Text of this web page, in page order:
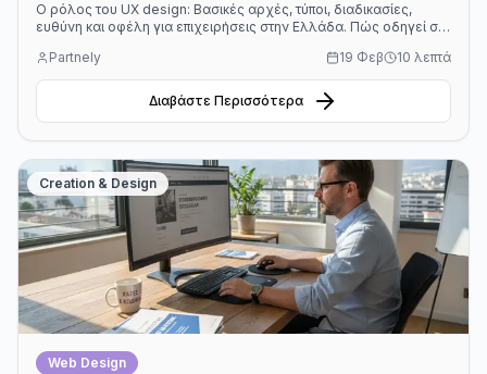
Ο ρόλος του UX design: Βασικές αρχές, τύποι, διαδικασίες,
ευθύνη και οφέλη για επιχειρήσεις στην Ελλάδα. Πώς οδηγεί σε
Partnely
19 Φεβ 10 λεπτά
Διαβάστε Περισσότερα
Creation & Design
Web Design